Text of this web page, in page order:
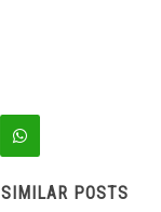
SIMILAR POSTS